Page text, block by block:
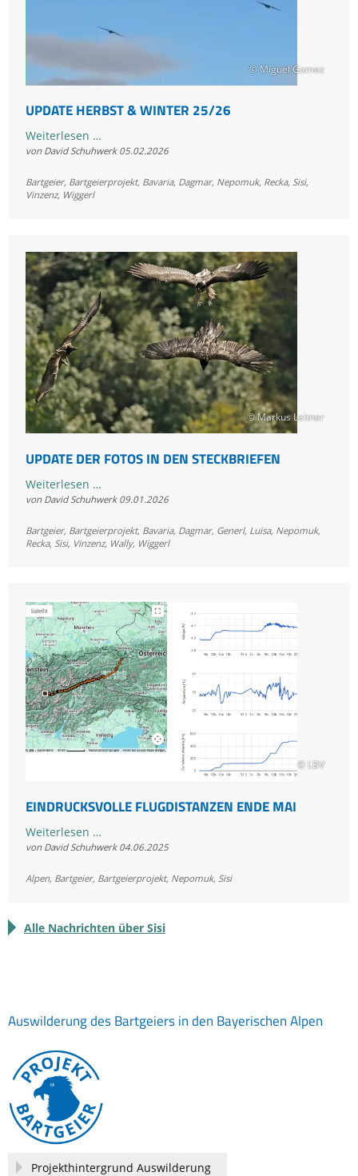
© Miguel Gomez
UPDATE HERBST & WINTER 25/26
Weiterlesen …Update
Herbst
Winter
von David Schuhwerk 05.02.2026
Bartgeier, Bartgeierprojekt, Bavaria, Dagmar, Nepomuk, Recka, Sisi,
Vinzenz, Wiggerl
© Markus Leitner
UPDATE DER FOTOS IN DEN STECKBRIEFEN
Weiterlesen …
der
in
von David Schuhwerk 09.01.2026
Bartgeier, Bartgeierprojekt, Bavaria, Dagmar, Generl, Luisa, Nepomuk,
Recka, Sisi, Vinzenz, Wally, Wiggerl
© LBV
EINDRUCKSVOLLE FLUGDISTANZEN ENDE MAI
Weiterlesen …Eindrucksvolle
Flugdistanzen
Mai
von David Schuhwerk 04.06.2025
Alpen, Bartgeier, Bartgeierprojekt, Nepomuk, Sisi
Alle Nachrichten über Sisi
Auswilderung des Bartgeiers in den Bayerischen Alpen
Navigation
Projekthintergrund Auswilderung